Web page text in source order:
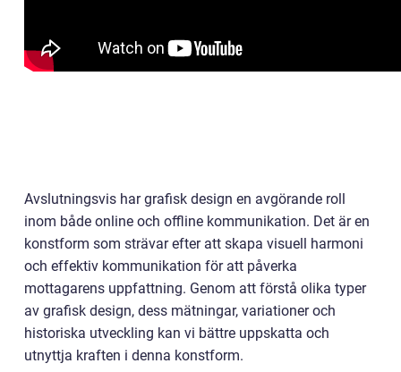
Avslutningsvis har grafisk design en avgörande roll
inom både online och offline kommunikation. Det är en
konstform som strävar efter att skapa visuell harmoni
och effektiv kommunikation för att påverka
mottagarens uppfattning. Genom att förstå olika typer
av grafisk design, dess mätningar, variationer och
historiska utveckling kan vi bättre uppskatta och
utnyttja kraften i denna konstform.